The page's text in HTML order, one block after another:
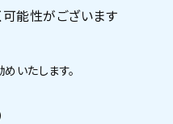
能性がございます
いたします。